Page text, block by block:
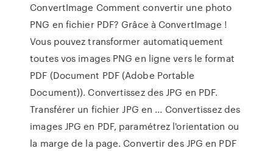
ConvertImage Comment convertir une photo
PNG en fichier PDF? Grâce à ConvertImage !
Vous pouvez transformer automatiquement
toutes vos images PNG en ligne vers le format
PDF (Document PDF (Adobe Portable
Document)). Convertissez des JPG en PDF.
Transférer un fichier JPG en ... Convertissez des
images JPG en PDF, paramétrez l'orientation ou
la marge de la page. Convertir des JPG en PDF